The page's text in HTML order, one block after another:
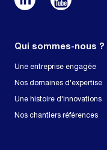
Qui sommes-nous ?
Une entreprise engagée
Nos domaines d'expertise
Une histoire d'innovations
Nos chantiers références